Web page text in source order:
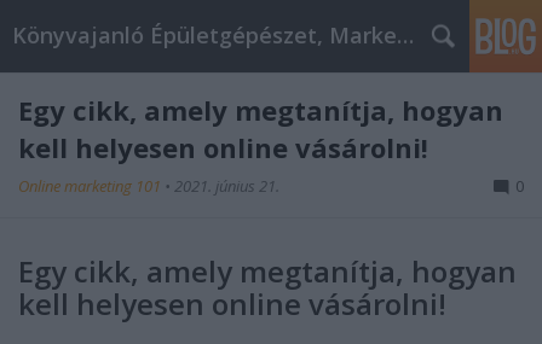
Könyvajanló Épületgépészet, Marketing témákban
Egy cikk, amely megtanítja, hogyan
kell helyesen online vásárolni!
Online marketing 101 • 2021. június 21. 0
Egy cikk, amely megtanítja, hogyan
kell helyesen online vásárolni!